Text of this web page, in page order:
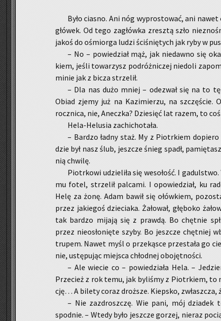
Było cia­sno. Ani nóg wy­pro­sto­wać, ani
głó­wek. Od tego za­głów­ka zresz­tą szło
jakoś do ośmior­ga ludzi ści­śnię­tych jak ryby w
– No – po­wie­dział mąż, jak nie­daw­no się
kiem, jeśli to­wa­rzysz po­dróż­ni­czej nie­do­li
minie jak z bicza strze­lił.
– Dla nas dużo mniej – ode­zwał się na to
Obiad zjemy już na Ka­zi­mie­rzu, na szczę­ście.
rocz­ni­ca, nie, Anecz­ka? Dzie­sięć lat razem, to
He­la-He­lu­sia za­chi­cho­ta­ła.
– Bar­dzo ładny staż. My z Piotr­kiem
dzie był nasz ślub, jesz­cze śnieg spadł,
nią chwi­lę.
Piotr­ko­wi udzie­li­ła się we­so­łość. I
mu fotel, strze­lił pal­ca­mi. I opo­wie­dział, ku
Helę za żonę. Adam bawił się ołów­kiem,
przez ja­kie­goś dzie­cia­ka. Ża­ło­wał, głę­bo­ko
tak bar­dzo mi­ja­ją się z praw­dą. Bo chęt­nie
przez nie­osło­nię­te szyby. Bo jesz­cze chęt­niej
tru­pem. Nawet myśl o prze­ką­sce prze­sta­ła go
nie, ustę­pu­jąc miej­sca chłod­nej obo­jęt­no­ści.
– Ale wie­cie co – po­wie­dzia­ła Hela. –
Prze­cież z rok temu, jak by­li­śmy z Piotr­kiem,
cję… A bi­le­ty coraz droż­sze. Kiep­sko, zwłasz­cza,
– Nie za­zdrosz­czę. Wie pani, mój dzia­dek
spodnie. – Wtedy było jesz­cze go­rzej, nie­raz